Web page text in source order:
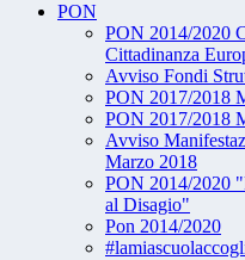
PON
PON 2014/2020
Cittadinanza
Avviso Fondi
PON 2017/2018
PON 2017/2018
Avviso
Marzo 2018
PON 2014/2020
al Disagio"
Pon 2014/2020